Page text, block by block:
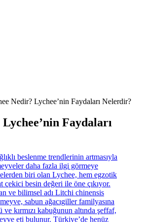
Nedir? Lychee’nin Faydaları Nelerdir?
Faydaları